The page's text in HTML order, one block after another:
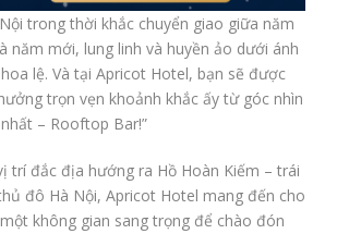
trong thời khắc chuyển giao giữa năm
năm mới, lung linh và huyền ảo dưới ánh
lệ. Và tại Apricot Hotel, bạn sẽ được
trọn vẹn khoảnh khắc ấy từ góc nhìn
– Rooftop Bar!”
trí đắc địa hướng ra Hồ Hoàn Kiếm – trái
đô Hà Nội, Apricot Hotel mang đến cho
không gian sang trọng để chào đón